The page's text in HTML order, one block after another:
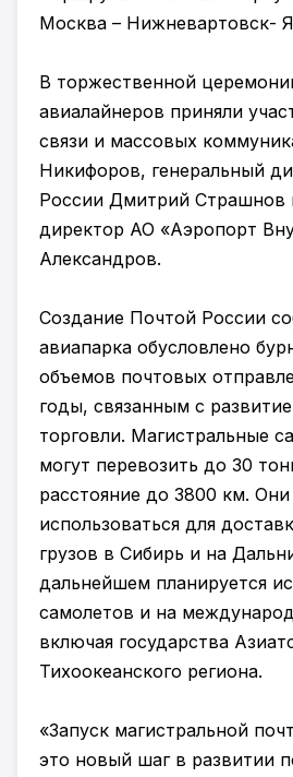
Москва – Нижневартовск-
В торжественной
авиалайнеров приняли
связи и массовых
Никифоров, генеральный
России Дмитрий Страшнов
директор АО «Аэропорт
Александров.
Создание Почтой России
авиапарка обусловлено
объемов почтовых
годы, связанным с
торговли. Магистральные
могут перевозить до 30
расстояние до 3800 км.
использоваться для
грузов в Сибирь и на
дальнейшем планируется
самолетов и на
включая государства
Тихоокеанского региона.
«Запуск магистральной
это новый шаг в развитии